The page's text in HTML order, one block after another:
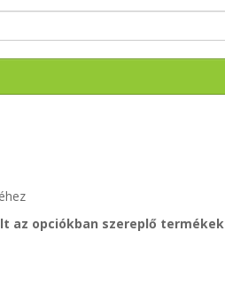
az opciókban szereplő termékek